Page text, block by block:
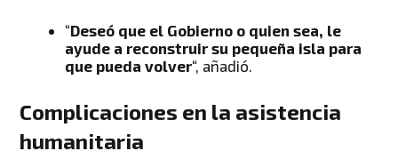
“Deseó que el Gobierno o quien sea, le
ayude a reconstruir su pequeña isla para
que pueda volver“, añadió.
Complicaciones en la asistencia
humanitaria